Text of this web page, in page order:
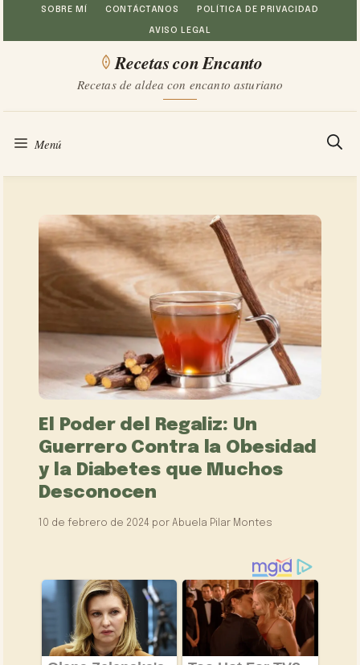
Saltar
al
SOBRE MÍ CONTÁCTANOS POLÍTICA DE PRIVACIDAD
AVISO LEGAL
Recetas con Encanto
Recetas de aldea con encanto asturiano
Menú
El Poder del Regaliz: Un
Guerrero Contra la Obesidad
y la Diabetes que Muchos
Desconocen
10 de febrero de 2024 por Abuela Pilar Montes